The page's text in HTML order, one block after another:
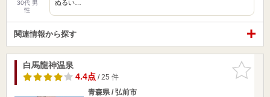
30代 男
性
ぬるい…
関連情報から探す
お気に入
りに追加
白馬龍神温泉
4.4点/ 25 件
青森県 / 弘前市